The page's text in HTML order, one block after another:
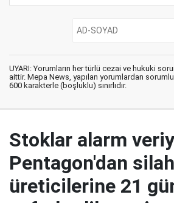
UYARI: Yorumların her türlü cezai ve hukuki
aittir. Mepa News, yapılan yorumlardan
600 karakterle (boşluklu) sınırlıdır.
Stoklar alarm
Pentagon'dan silah
üreticilerine 21